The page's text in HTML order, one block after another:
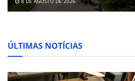
ÚLTIMAS NOTÍCIAS